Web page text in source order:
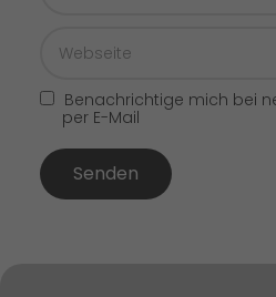
Benachrichtige mich bei
per E-Mail
Senden